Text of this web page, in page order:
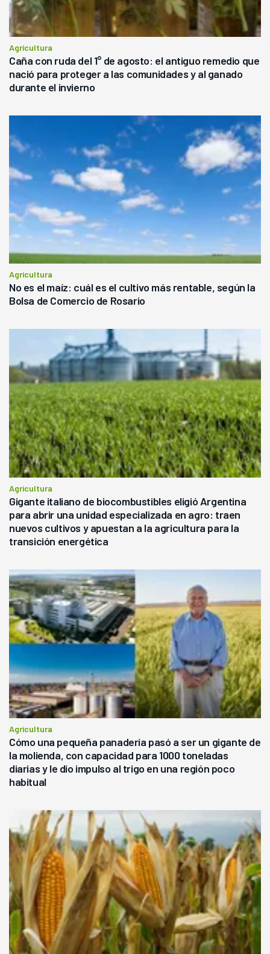
Agricultura
Caña con ruda del 1° de agosto: el antiguo remedio que
nació para proteger a las comunidades y al ganado
durante el invierno
Agricultura
No es el maíz: cuál es el cultivo más rentable, según la
Bolsa de Comercio de Rosario
Agricultura
Gigante italiano de biocombustibles eligió Argentina
para abrir una unidad especializada en agro: traen
nuevos cultivos y apuestan a la agricultura para la
transición energética
Agricultura
Cómo una pequeña panadería pasó a ser un gigante de
la molienda, con capacidad para 1000 toneladas
diarias y le dio impulso al trigo en una región poco
habitual